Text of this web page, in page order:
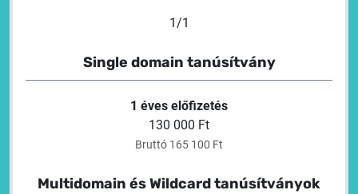
1 /1
Single domain tanúsítvány
1 éves előfizetés
130 000 Ft
Bruttó 165 100 Ft
Multidomain és Wildcard tanúsítványok